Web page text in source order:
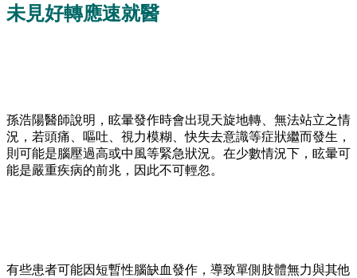
未見好轉應速就醫
孫浩陽醫師說明，眩暈發作時會出現天旋地轉、無法站立之情
況，若頭痛、嘔吐、視力模糊、快失去意識等症狀繼而發生，
則可能是腦壓過高或中風等緊急狀況。在少數情況下，眩暈可
能是嚴重疾病的前兆，因此不可輕忽。
有些患者可能因短暫性腦缺血發作，導致單側肢體無力與其他